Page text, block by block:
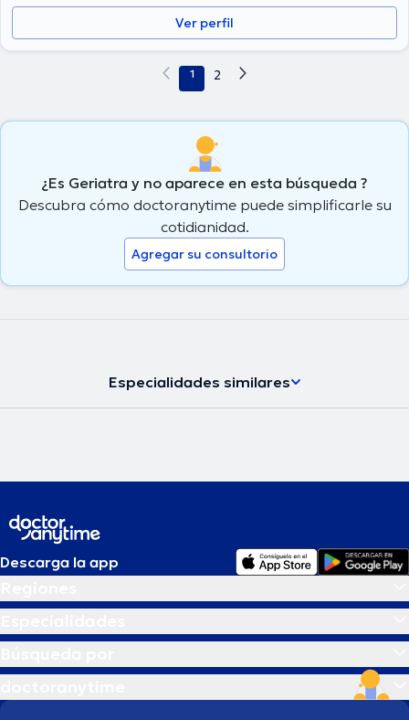
Ver perfil
1 2
¿Es Geriatra y no aparece en esta búsqueda ?
Descubra cómo doctoranytime puede simplificarle su
cotidianidad.
Agregar su consultorio
Especialidades similares
Descarga la app